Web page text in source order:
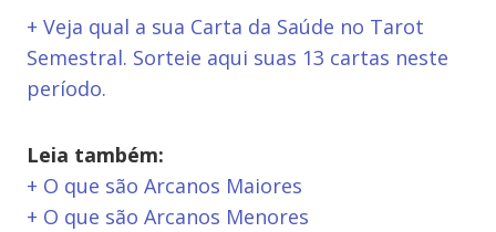
+ Veja qual a sua Carta da Saúde no Tarot
Semestral. Sorteie aqui suas 13 cartas neste
período.
Leia também:
+ O que são Arcanos Maiores
+ O que são Arcanos Menores